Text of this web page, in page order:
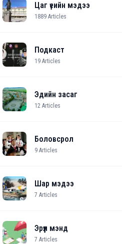
Цаг үеийн мэдээ
1889 Articles
Подкаст
19 Articles
Эдийн засаг
12 Articles
Боловсрол
9 Articles
Шар мэдээ
7 Articles
Эрүүл мэнд
7 Articles